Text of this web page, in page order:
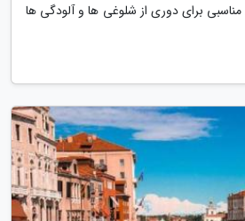
برای دوری از شلوغی ها و آلودگی ها